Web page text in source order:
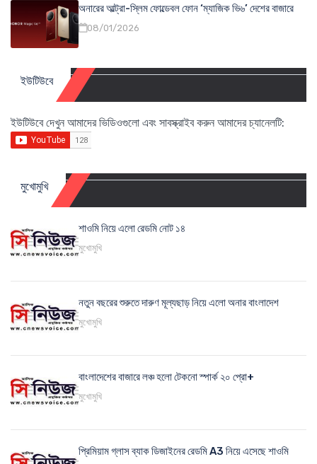
অনারের আল্ট্রা-স্লিম ফোল্ডেবল ফোন ‘ম্যাজিক ভি৬’ দেশের বাজারে
08/01/2026
ইউটিউবে
ইউটিউবে দেখুন আমাদের ভিডিওগুলো এবং সাবস্ক্রাইব করুন আমাদের চ্যানেলটি:
মুখোমুখি
শাওমি নিয়ে এলো রেডমি নোট ১৪
মুখোমুখি
নতুন বছরের শুরুতে দারুণ মূল্যছাড় নিয়ে এলো অনার বাংলাদেশ
মুখোমুখি
বাংলাদেশের বাজারে লঞ্চ হলো টেকনো স্পার্ক ২০ প্রো+
মুখোমুখি
প্রিমিয়াম গ্লাস ব্যাক ডিজাইনের রেডমি A3 নিয়ে এসেছে শাওমি